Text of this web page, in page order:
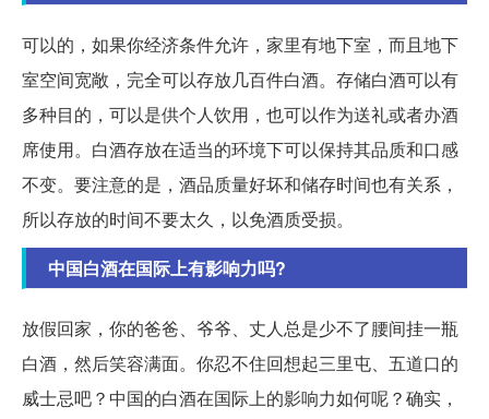
可以的，如果你经济条件允许，家里有地下室，而且地下
室空间宽敞，完全可以存放几百件白酒。存储白酒可以有
多种目的，可以是供个人饮用，也可以作为送礼或者办酒
席使用。白酒存放在适当的环境下可以保持其品质和口感
不变。要注意的是，酒品质量好坏和储存时间也有关系，
所以存放的时间不要太久，以免酒质受损。
中国白酒在国际上有影响力吗?
放假回家，你的爸爸、爷爷、丈人总是少不了腰间挂一瓶
白酒，然后笑容满面。你忍不住回想起三里屯、五道口的
威士忌吧？中国的白酒在国际上的影响力如何呢？确实，